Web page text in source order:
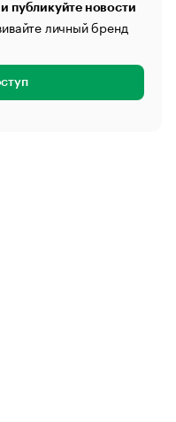
публикуйте новости
личный бренд